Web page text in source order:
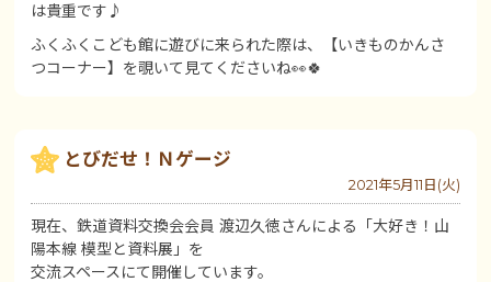
は貴重です♪
ふくふくこども館に遊びに来られた際は、【いきものかんさ
つコーナー】を覗いて見てくださいね👀🍀
とびだせ！Ｎゲージ
2021年5月11日(火)
現在、鉄道資料交換会会員 渡辺久徳さんによる「大好き！山
陽本線 模型と資料展」を
交流スペースにて開催しています。